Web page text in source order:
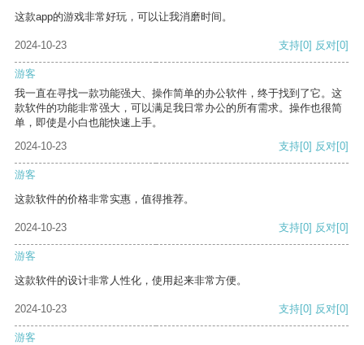
这款app的游戏非常好玩，可以让我消磨时间。
2024-10-23 支持[0] 反对[0]
游客
我一直在寻找一款功能强大、操作简单的办公软件，终于找到了它。这
款软件的功能非常强大，可以满足我日常办公的所有需求。操作也很简
单，即使是小白也能快速上手。
2024-10-23
支持[0] 反对[0]
游客
这款软件的价格非常实惠，值得推荐。
2024-10-23 支持[0] 反对[0]
游客
这款软件的设计非常人性化，使用起来非常方便。
2024-10-23 支持[0] 反对[0]
游客